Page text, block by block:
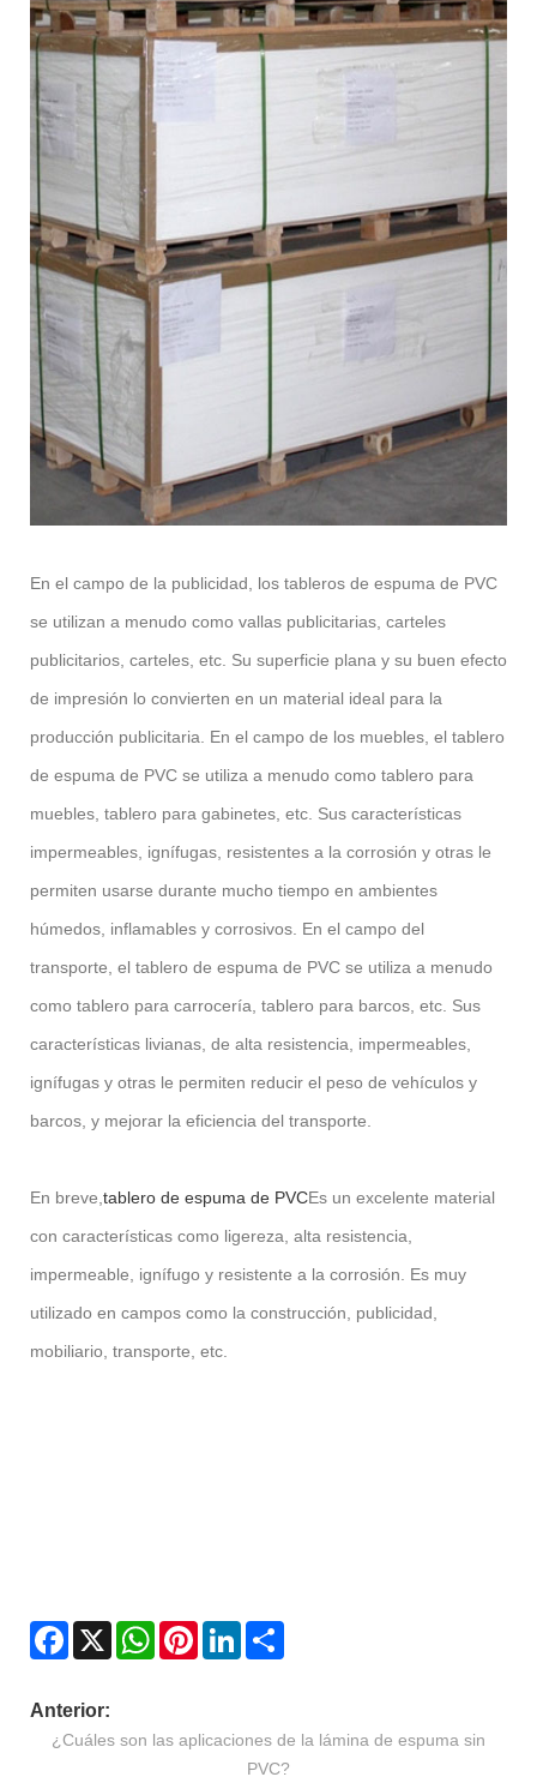
En el campo de la publicidad, los tableros de espuma de PVC
se utilizan a menudo como vallas publicitarias, carteles
publicitarios, carteles, etc. Su superficie plana y su buen efecto
de impresión lo convierten en un material ideal para la
producción publicitaria. En el campo de los muebles, el tablero
de espuma de PVC se utiliza a menudo como tablero para
muebles, tablero para gabinetes, etc. Sus características
impermeables, ignífugas, resistentes a la corrosión y otras le
permiten usarse durante mucho tiempo en ambientes
húmedos, inflamables y corrosivos. En el campo del
transporte, el tablero de espuma de PVC se utiliza a menudo
como tablero para carrocería, tablero para barcos, etc. Sus
características livianas, de alta resistencia, impermeables,
ignífugas y otras le permiten reducir el peso de vehículos y
barcos, y mejorar la eficiencia del transporte.
En breve, tablero de espuma de PVCEs un excelente material
con características como ligereza, alta resistencia,
impermeable, ignífugo y resistente a la corrosión. Es muy
utilizado en campos como la construcción, publicidad,
mobiliario, transporte, etc.
Facebook
X WhatsApp
PinterestLinkedIn
Anterior:
¿Cuáles son las aplicaciones de la lámina de espuma sin
PVC?